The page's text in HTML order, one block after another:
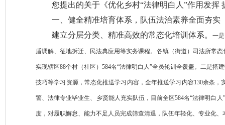
您提出的关于《优化乡村“法律明白人”作用发
一、健全精准培育体系，队伍法治素养全面夯实
建立分层分类、精准高效的常态化培训体系。
一
盾调解、征地拆迁、民法典应用等实务课程。各镇（街道）司法所常
实现辖区88个村（社区）584名“法律明白人”全员轮训全覆盖。二是搭
技巧等学习资源，常态化推送学习内容，全年推送学习内容130余条
警、法律专业毕业生、乡贤能人充实队伍，目前全区584名“法律明白
度，对履职懈怠、能力不足人员完成筛查清退，队伍年轻化、专业化